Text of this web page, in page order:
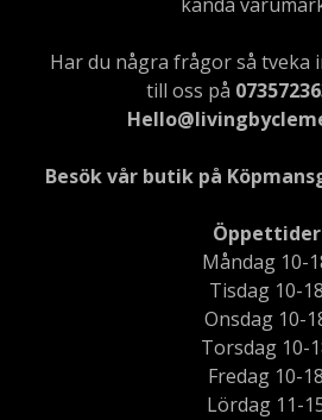
Har du några frågor så tveka
till oss på
Besök vår butik på
Öppettider
Måndag 10-
Tisdag 10-18
Onsdag 10-
Torsdag 10-
Fredag 10-18
Lördag 11-